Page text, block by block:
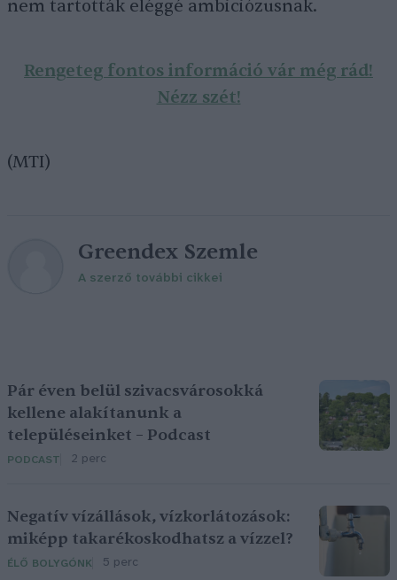
nem tartották eléggé ambiciózusnak.
Rengeteg fontos információ vár még rád!
Nézz szét!
(MTI)
Greendex Szemle
A szerző további cikkei
Pár éven belül szivacsvárosokká
kellene alakítanunk a
településeinket – Podcast
PODCAST 2 perc
Negatív vízállások, vízkorlátozások:
miképp takarékoskodhatsz a vízzel?
ÉLŐ BOLYGÓNK 5 perc